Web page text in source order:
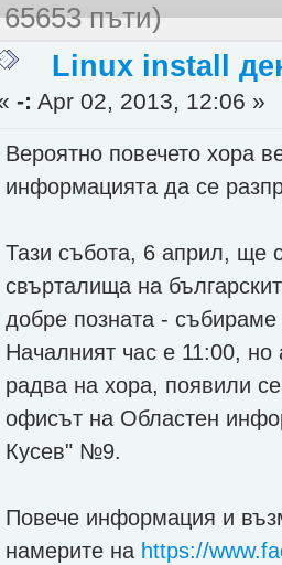
пъти)
Linux install
-: Apr 02, 2013, 12:06 »
Вероятно повечето хора
информацията да се
Тази събота, 6 април, ще
свърталища на
добре позната -
Началният час е 11:00,
радва на хора, появили
офисът на Областен
Кусев" №9.
Повече информация и
намерите на https://